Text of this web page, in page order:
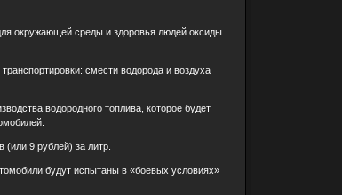
окружающей среды и здоровья людей оксиды
смести водорода и воздуха
водородного топлива, которое будет
(или 9 рублей) за литр.
будут испытаны в «боевых условиях»